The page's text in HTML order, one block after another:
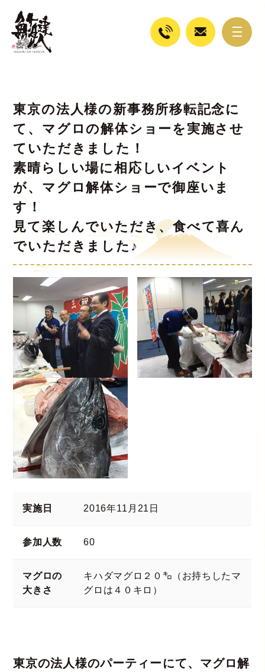
東京の法人様の新事務所移転記念に
て、マグロの解体ショーを実施させ
ていただきました！
素晴らしい場に相応しいイベント
が、マグロ解体ショーで御座いま
す！
見て楽しんでいただき、食べて喜ん
でいただきました♪
実施日 2016年11月21日
参加人数 60
マグロの
大きさ
キハダマグロ２０㌔（お持ちしたマ
グロは４０キロ）
東京の法人様のパーティーにて、マグロ解